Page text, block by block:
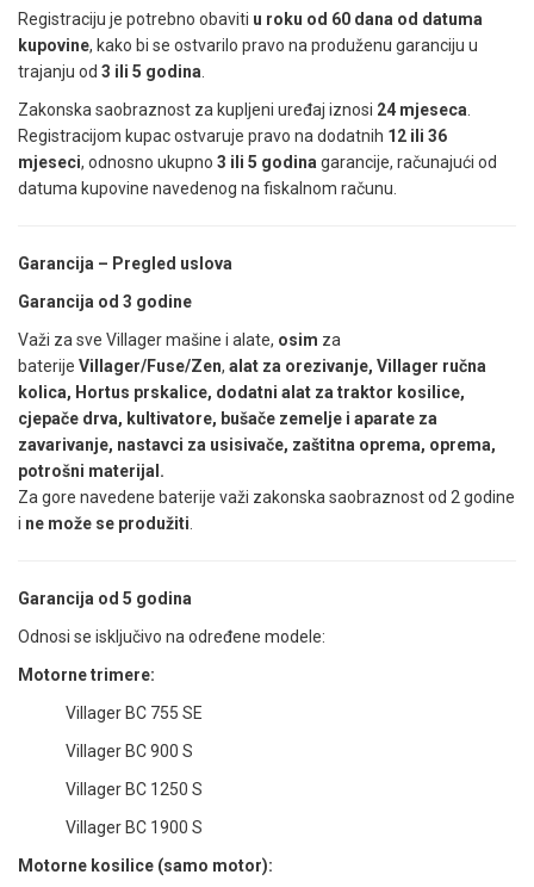
Registraciju je potrebno obaviti u roku od 60 dana od datuma
kupovine, kako bi se ostvarilo pravo na produženu garanciju u
trajanju od 3 ili 5 godina
Zakonska saobraznost za kupljeni uređaj iznosi 24 mjeseca
Registracijom kupac ostvaruje pravo na dodatnih 12 ili 36
mjeseci, odnosno ukupno 3 ili 5 godina garancije, računajući od
datuma kupovine navedenog na fiskalnom računu.
Garancija – Pregled uslova
Garancija od 3 godine
Važi za sve Villager mašine i alate, osim za
baterije Villager/Fuse/Zen, alat za orezivanje, Villager ručna
kolica, Hortus prskalice, dodatni alat za traktor kosilice,
cjepače drva, kultivatore, bušače zemelje i aparate za
zavarivanje, nastavci za usisivače, zaštitna oprema, oprema,
potrošni materijal.
Za gore navedene baterije važi zakonska saobraznost od 2 godine
i ne može se produžiti
Garancija od 5 godina
Odnosi se isključivo na određene modele:
Motorne trimere:
Villager BC 755 SE
Villager BC 900 S
Villager BC 1250 S
Villager BC 1900 S
Motorne kosilice (samo motor):